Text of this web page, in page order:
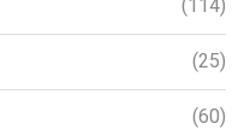
(114)
(25)
(60)